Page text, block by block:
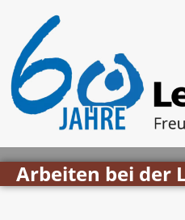
Arbeiten bei der